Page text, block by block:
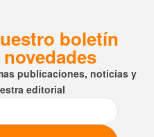
boletín
publicaciones, noticias y
editorial